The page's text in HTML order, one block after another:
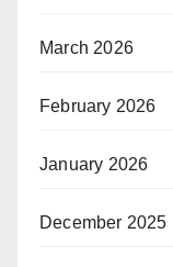
March 2026
February 2026
January 2026
December 2025